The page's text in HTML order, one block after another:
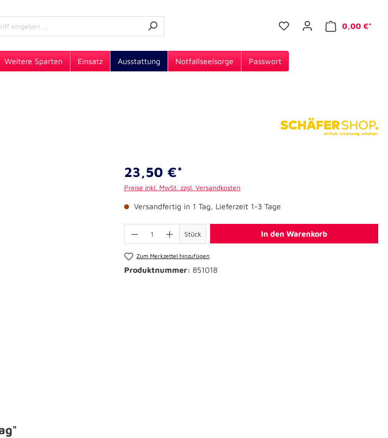
0,00 €*
Weitere Sparten Einsatz Ausstattung Notfallseelsorge Passwort
23,50 €*
Preise inkl. MwSt. zzgl. Versandkosten
Versandfertig in 1 Tag, Lieferzeit 1-3 Tage
Stück In den Warenkorb
Zum Merkzettel hinzufügen
Produktnummer: 851018